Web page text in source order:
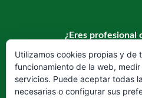
¿Eres profesional
Regístrese en nuestra
Utilizamos cookies propias y de
funcionamiento de la web,
servicios. Puede aceptar todas
necesarias o configurar sus